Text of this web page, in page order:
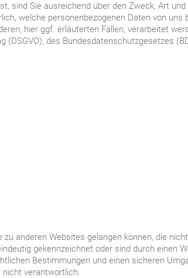
sind Sie ausreichend über den Zweck, Art
welche personenbezogenen Daten von
hier ggf. erläuterten Fällen, verarbeitet
(DSGVO), des Bundesdatenschutzgesetzes
anderen Websites gelangen können, die
gekennzeichnet oder sind durch einen
Bestimmungen und einen sicheren
nicht verantwortlich.